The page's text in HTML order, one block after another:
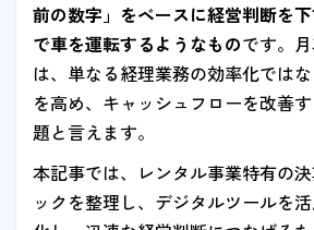
前の数字」をベースに経営判断を
で車を運転するようなものです。
は、単なる経理業務の効率化では
を高め、キャッシュフローを改善
題と言えます。
本記事では、レンタル事業特有の
ックを整理し、デジタルツールを